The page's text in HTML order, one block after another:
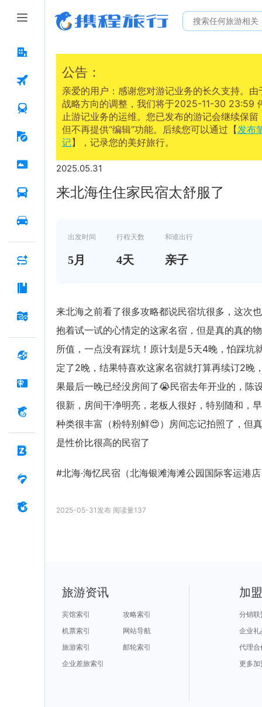
公告：
亲爱的用户：感谢您对游记业务的长久支持。由
战略方向的调整，我们将于2025-11-30 23:59
止游记业务的运维。您已发布的游记会继续保留
但不再提供“编辑”功能。后续您可以通过【发布
记】，记录您的美好旅行。
2025.05.31
来北海住住家民宿太舒服了
出发时间
5月
行程天数
4天
和谁出行
亲子
来北海之前看了很多攻略都说民宿坑很多，这次
抱着试一试的心情定的这家名宿，但是真的真的
所值，一点没有踩坑！原计划是5天4晚，怕踩坑
定了2晚，结果特喜欢这家名宿就打算再续订2晚
果最后一晚已经没房间了😭民宿去年开业的，陈
很新，房间干净明亮，老板人很好，特别随和，
种类很丰富（粉特别鲜😍）房间忘记拍照了，但
是性价比很高的民宿了
#北海·海忆民宿（北海银滩海滩公园国际客运港
2025-05-31发布 阅读量137
旅游资讯
宾馆索引
攻略索引
机票索引
网站导航
旅游索引
邮轮索引
企业差旅索引
加
分销联
企业礼
代理合
更多加